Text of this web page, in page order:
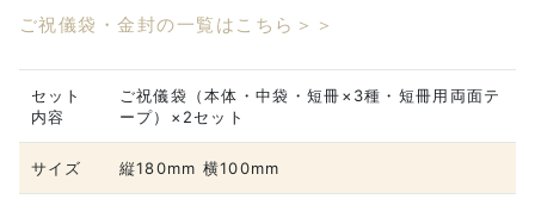
ご祝儀袋・金封の一覧はこちら＞＞
セット
内容
ご祝儀袋（本体・中袋・短冊×3種・短冊用両面テ
ープ）×2セット
サイズ 縦180mm 横100mm